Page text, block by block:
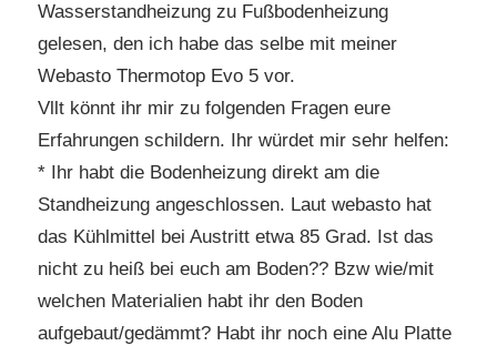
Wasserstandheizung zu Fußbodenheizung
gelesen, den ich habe das selbe mit meiner
Webasto Thermotop Evo 5 vor.
Vllt könnt ihr mir zu folgenden Fragen eure
Erfahrungen schildern. Ihr würdet mir sehr helfen:
* Ihr habt die Bodenheizung direkt am die
Standheizung angeschlossen. Laut webasto hat
das Kühlmittel bei Austritt etwa 85 Grad. Ist das
nicht zu heiß bei euch am Boden?? Bzw wie/mit
welchen Materialien habt ihr den Boden
aufgebaut/gedämmt? Habt ihr noch eine Alu Platte